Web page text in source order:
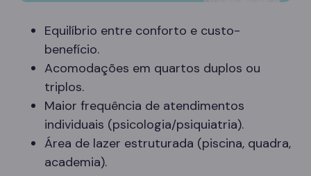
Equilíbrio entre conforto e custo-
benefício.
Acomodações em quartos duplos ou
triplos.
Maior frequência de atendimentos
individuais (psicologia/psiquiatria).
Área de lazer estruturada (piscina, quadra,
academia).